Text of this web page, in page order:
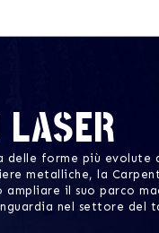
delle forme più evolute
metalliche, la
ampliare il suo parco
nel settore del